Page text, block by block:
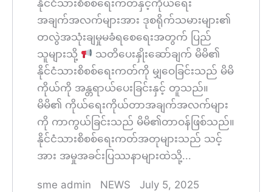
နိုင်ငံသားစိစစ်ရေးကတ်နှင့်ကိုယ်ရေး
အချက်အလက်များအား ဒုစရိုက်သမားများ၏
တလွဲအသုံးချမှုမခံရစေရေးအတွက် ပြည်
သူများသို့
သတိပေးနှိုးဆော်ချက် မိမိ၏
နိုင်ငံသားစိစစ်ရေးကတ်ကို မျှဝေခြင်းသည် မိမိ
ကိုယ်ကို အန္တရာယ်ပေးခြင်းနှင့် တူသည်။
မိမိ၏ ကိုယ်ရေးကိုယ်တာအချက်အလက်များ
ကို ကာကွယ်ခြင်းသည် မိမိ၏တာဝန်ဖြစ်သည်။
နိုင်ငံသားစိစစ်ရေးကတ်အတုများသည် သင့်
အား အမှုအခင်းပြဿနာများထဲသို့...
sme admin NEWS July 5, 2025